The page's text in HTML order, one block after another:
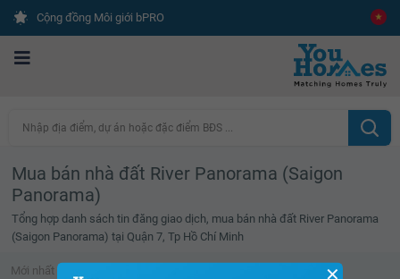
Cộng đồng Môi giới bPRO
Nhập địa điểm, dự án hoặc đặc điểm BĐS ...
Mua bán nhà đất River Panorama (Saigon
Panorama)
Tổng hợp danh sách tin đăng giao dịch, mua bán nhà đất River Panorama
(Saigon Panorama) tại Quận 7, Tp Hồ Chí Minh
Mới nhất ✕